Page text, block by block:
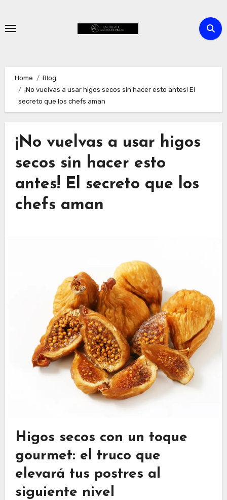
content
Home
Blog
¡No vuelvas a usar higos secos sin hacer esto antes! El
secreto que los chefs aman
¡No vuelvas a usar higos
secos sin hacer esto
antes! El secreto que los
chefs aman
Higos secos con un toque
gourmet: el truco que
elevará tus postres al
siguiente nivel